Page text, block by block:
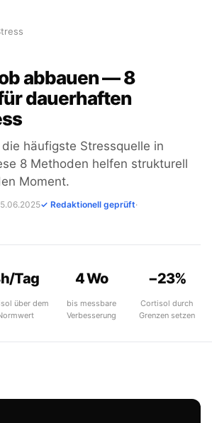
abbauen — 8
dauerhaften
häufigste Stressquelle in
8 Methoden helfen strukturell
Moment.
✓ Redaktionell geprüft·
Tag
über dem
4 Wo
bis messbare
Verbesserung
−23%
Cortisol durch
Grenzen setzen